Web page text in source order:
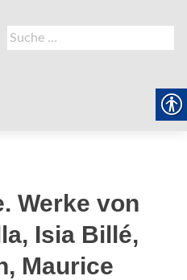
Suche
nach:
NAVIGATION
Werke von
Isia Billé,
Maurice